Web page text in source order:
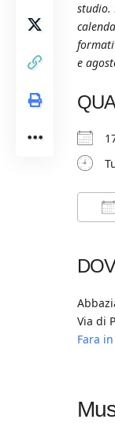
studio.
e
Via di
Fara